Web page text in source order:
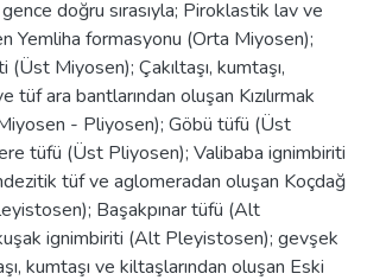
doğru sırasıyla; Piroklastik lav ve
Yemliha formasyonu (Orta Miyosen);
(Üst Miyosen); Çakıltaşı, kumtaşı,
tüf ara bantlarından oluşan Kızılırmak
- Pliyosen); Göbü tüfü (Üst
tüfü (Üst Pliyosen); Valibaba ignimbiriti
tüf ve aglomeradan oluşan Koçdağ
Başakpınar tüfü (Alt
ignimbiriti (Alt Pleyistosen); gevşek
kumtaşı ve kiltaşlarından oluşan Eski